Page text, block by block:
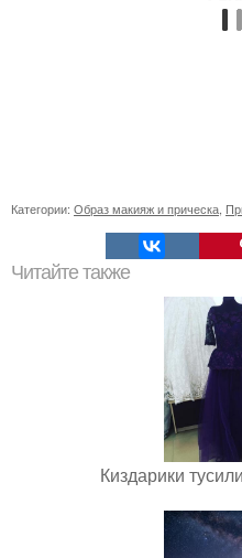
Категории: Образ макияж и прическа
Читайте также
Киздарики